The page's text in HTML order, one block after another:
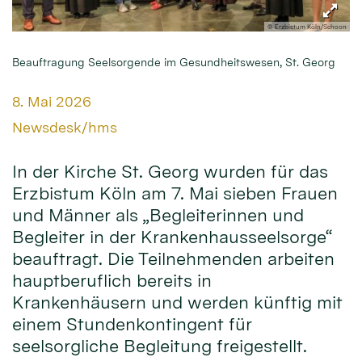
© Erzbistum Köln/Schoon
Beauftragung Seelsorgende im Gesundheitswesen, St. Georg
Datum:
8. Mai 2026
Von:
Newsdesk/hms
In der Kirche St. Georg wurden für das
Erzbistum Köln am 7. Mai sieben Frauen
und Männer als „Begleiterinnen und
Begleiter in der Krankenhausseelsorge“
beauftragt. Die Teilnehmenden arbeiten
hauptberuflich bereits in
Krankenhäusern und werden künftig mit
einem Stundenkontingent für
seelsorgliche Begleitung freigestellt.